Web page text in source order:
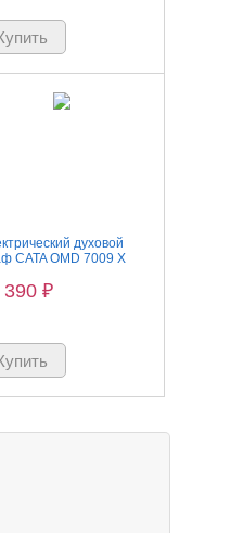
духовой
CATA OMD 7009 X
390 ₽